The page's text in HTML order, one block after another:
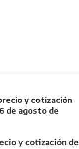
y cotización de